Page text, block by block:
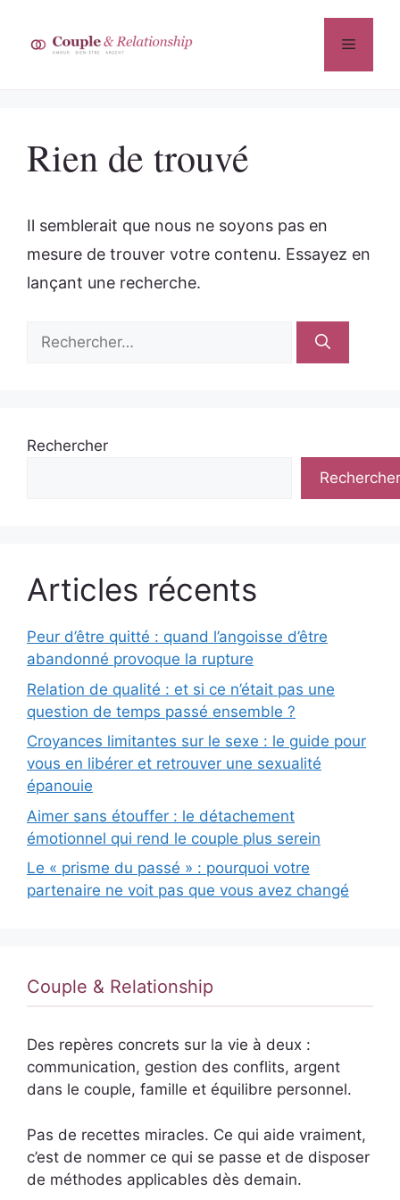
contenu
Menu
Rien de trouvé
Il semblerait que nous ne soyons pas en
mesure de trouver votre contenu. Essayez en
lançant une recherche.
Rechercher :
Rechercher
Rechercher
Articles récents
Peur d’être quitté : quand l’angoisse d’être
abandonné provoque la rupture
Relation de qualité : et si ce n’était pas une
question de temps passé ensemble ?
Croyances limitantes sur le sexe : le guide pour
vous en libérer et retrouver une sexualité
épanouie
Aimer sans étouffer : le détachement
émotionnel qui rend le couple plus serein
Le « prisme du passé » : pourquoi votre
partenaire ne voit pas que vous avez changé
Couple & Relationship
Des repères concrets sur la vie à deux :
communication, gestion des conflits, argent
dans le couple, famille et équilibre personnel.
Pas de recettes miracles. Ce qui aide vraiment,
c’est de nommer ce qui se passe et de disposer
de méthodes applicables dès demain.